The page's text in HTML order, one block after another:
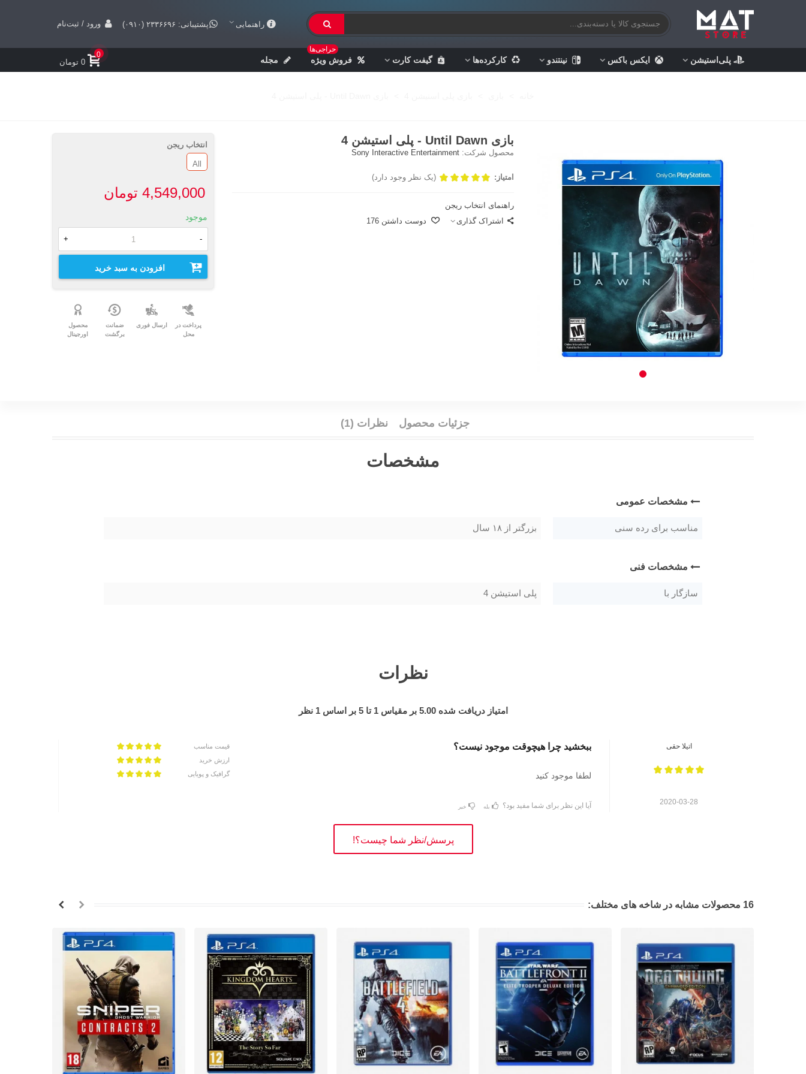
راهنمایی پشتیبانی: ۲۳۳۶۶۹۶ (۰۹۱۰) ورود / ثبت‌نام
پلی‌استیشن ایکس باکس نینتندو کارکرده‌ها گیفت کارت فروش ویژه
حراجی‌ها
مجله
0
0 تومان
بازی Until Dawn - پلی استیشن 4
محصول شرکت: Sony Interactive Entertainment
امتیاز: (یک نظر وجود دارد)
راهنمای انتخاب ریجن
اشتراک گذاری
دوست داشتن 176
انتخاب ریجن
All
4,549,000 تومان
موجود
-
+
افزودن به سبد خرید
پرداخت در
محل
ارسال فوری
ضمانت
برگشت
محصول
اورجینال
جزئیات محصول نظرات (1)
مشخصات
مشخصات عمومی
مناسب برای رده سنی بزرگتر از ۱۸ سال
مشخصات فنی
سازگار با پلی استیشن 4
نظرات
امتیاز دریافت شده5.00 بر مقیاس1 تا5 بر اساس1 نظر
اتیلا حقی
2020-03-28
ببخشید چرا هیچوقت موجود نیست؟
لطفا موجود کنید
قیمت مناسب
ارزش خرید
گرافیک و پویایی
آیا این نظر برای شما مفید بود؟ بله خیر
پرسش/نظر شما چیست؟!
16 محصولات مشابه در شاخه های مختلف: